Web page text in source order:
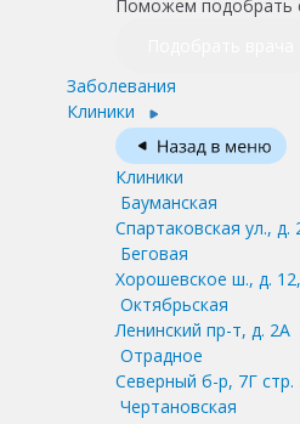
Поможем подобрать
Заболевания
Клиники
Клиники
Бауманская
Спартаковская ул., д.
Беговая
Хорошевское ш., д.
Октябрьская
Ленинский пр-т, д. 2А
Отрадное
Северный б-р, 7Г стр.
Чертановская